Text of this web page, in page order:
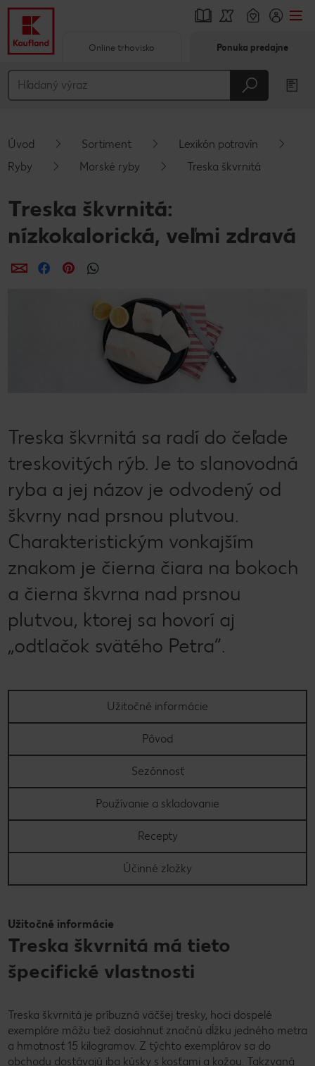
Hlavný obsah
Vyskakovací bočný panel
Online trhovisko Ponuka predajne
Úvod Sortiment
Lexikón potravín
Ryby
Morské ryby Treska škvrnitá
Treska škvrnitá:
nízkokalorická, veľmi zdravá
ZdieľaťZdieľaťZdieľať
Treska škvrnitá sa radí do čeľade
treskovitých rýb. Je to slanovodná
ryba a jej názov je odvodený od
škvrny nad prsnou plutvou.
Charakteristickým vonkajším
znakom je čierna čiara na bokoch
a čierna škvrna nad prsnou
plutvou, ktorej sa hovorí aj
„odtlačok svätého Petra“.
Užitočné informácie
Pôvod
Sezónnosť
Používanie a skladovanie
Recepty
Účinné zložky
Užitočné informácie
Treska škvrnitá má tieto
špecifické vlastnosti
Treska škvrnitá je príbuzná väčšej tresky, hoci dospelé
exempláre môžu tiež dosiahnuť značnú dĺžku jedného metra
a hmotnosť 15 kilogramov. Z týchto exemplárov sa do
obchodu dostávajú iba kúsky s kosťami a kožou. Takzvaná